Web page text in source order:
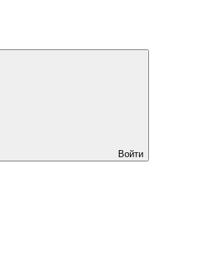
Войти